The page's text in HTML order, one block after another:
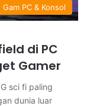
Gam PC & Konsol
di PC
Gamer
sci fi paling
dunia luar